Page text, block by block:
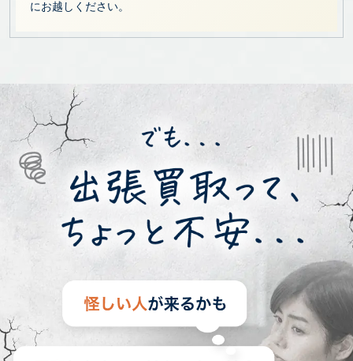
にお越しください。